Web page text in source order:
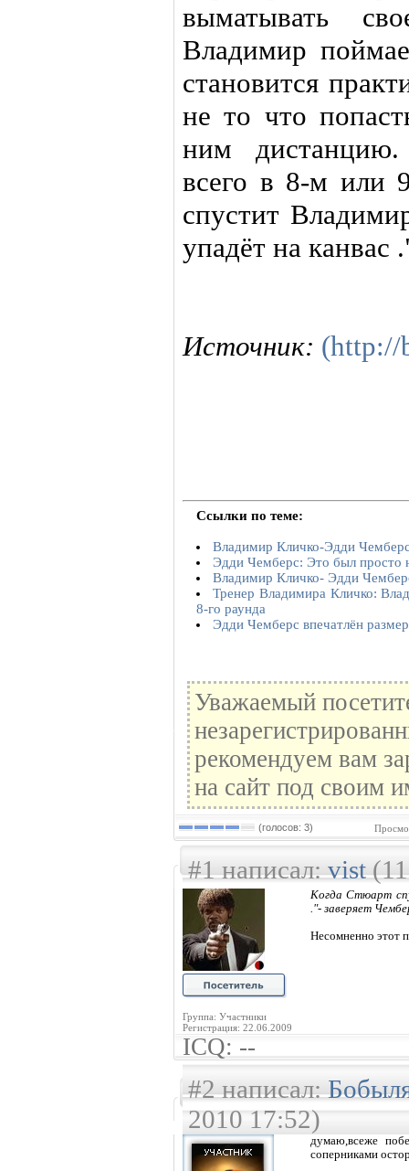
выматывать
Владимир
становится
не то что
ним дистанцию.
всего в 8-м или
спустит
упадёт на канвас
Источник: (http://
Ссылки по теме:
Владимир Кличко-Эдди
Эдди Чемберс: Это был просто
Владимир Кличко- Эдди
Тренер Владимира Кличко:
8-го раунда
Эдди Чемберс впечатлён
Уважаемый
рекомендуем вам
на сайт под своим
(голосов: 3)
#1 написал:vist(11
Группа: Участники
Регистрация: 22.06.2009
Когда Стюарт
."- заверяет
Несомненно этот
ICQ: --
#2 написал:
2010 17:52)
думаю,всеже
соперниками